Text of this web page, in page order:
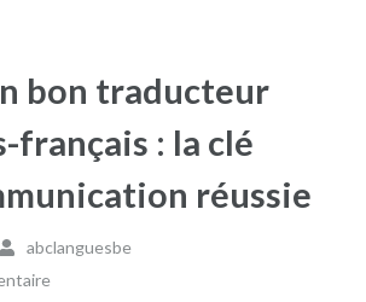
bon traducteur
français : la clé
réussie
abclanguesbe